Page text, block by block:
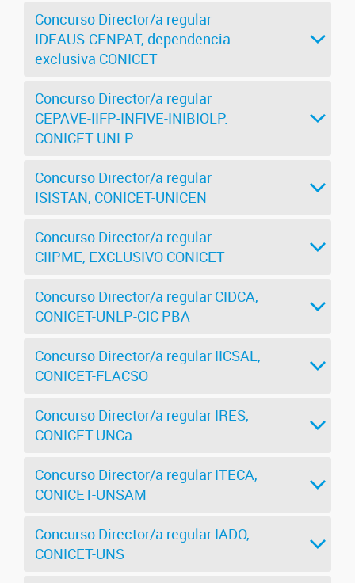
Concurso Director/a regular
IDEAUS-CENPAT, dependencia
exclusiva CONICET
Concurso Director/a regular
CEPAVE-IIFP-INFIVE-INIBIOLP.
CONICET UNLP
Concurso Director/a regular
ISISTAN, CONICET-UNICEN
Concurso Director/a regular
CIIPME, EXCLUSIVO CONICET
Concurso Director/a regular CIDCA,
CONICET-UNLP-CIC PBA
Concurso Director/a regular IICSAL,
CONICET-FLACSO
Concurso Director/a regular IRES,
CONICET-UNCa
Concurso Director/a regular ITECA,
CONICET-UNSAM
Concurso Director/a regular IADO,
CONICET-UNS